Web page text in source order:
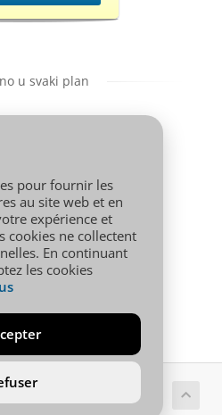
u svaki plan
Sva prava pridržana.
pour fournir les
au site web et en
expérience et
cookies ne collectent
En continuant
les cookies